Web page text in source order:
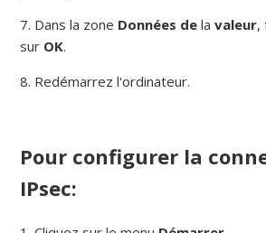
7. Dans la zone Données de lavaleur,
sur OK.
8. Redémarrez l'ordinateur.
Pour configurer la
IPsec: